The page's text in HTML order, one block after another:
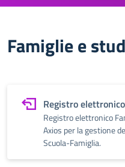
Famiglie e
Registro
Registro elettronico
Axios per la gestione
Scuola-Famiglia.